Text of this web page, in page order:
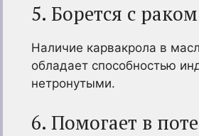
5. Борется с раком
Наличие карвакрола в
обладает способностью
нетронутыми.
6. Помогает в